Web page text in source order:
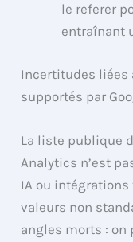
le referer
entraînant
Incertitudes liées
supportés par
La liste publique
Analytics n’est
IA ou
valeurs non
angles morts : on